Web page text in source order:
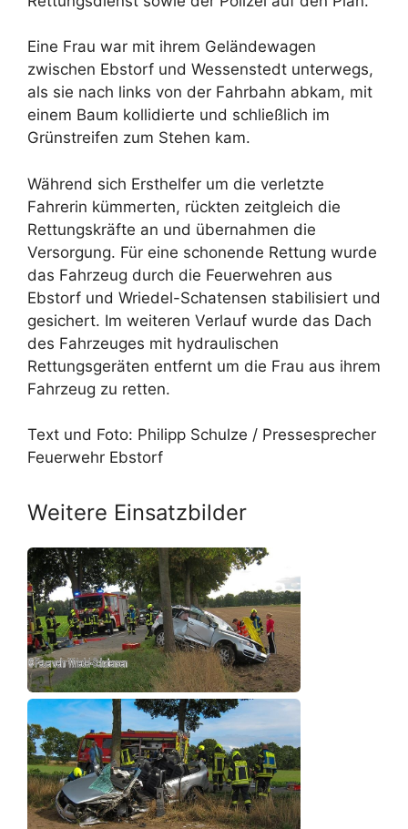
Eine Frau war mit ihrem Geländewagen
zwischen Ebstorf und Wessenstedt unterwegs,
als sie nach links von der Fahrbahn abkam, mit
einem Baum kollidierte und schließlich im
Grünstreifen zum Stehen kam.
Während sich Ersthelfer um die verletzte
Fahrerin kümmerten, rückten zeitgleich die
Rettungskräfte an und übernahmen die
Versorgung. Für eine schonende Rettung wurde
das Fahrzeug durch die Feuerwehren aus
Ebstorf und Wriedel-Schatensen stabilisiert und
gesichert. Im weiteren Verlauf wurde das Dach
des Fahrzeuges mit hydraulischen
Rettungsgeräten entfernt um die Frau aus ihrem
Fahrzeug zu retten.
Text und Foto: Philipp Schulze / Pressesprecher
Feuerwehr Ebstorf
Weitere Einsatzbilder